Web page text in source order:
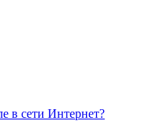
в сети Интернет?